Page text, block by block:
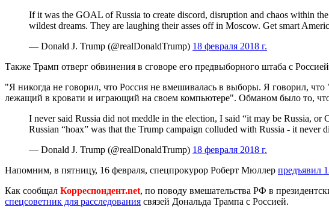
If it was the GOAL of Russia to create discord, disruption and chaos within
wildest dreams. They are laughing their asses off in Moscow. Get smart
— Donald J. Trump (@realDonaldTrump) 18 февраля 2018 г.
Также Трамп отверг обвинения в сговоре его предвыборного штаба с
"Я никогда не говорил, что Россия не вмешивалась в выборы. Я говорил,
лежащий в кровати и играющий на своем компьютере". Обманом было то,
I never said Russia did not meddle in the election, I said “it may be Russia,
Russian “hoax” was that the Trump campaign colluded with Russia - it never
— Donald J. Trump (@realDonaldTrump) 18 февраля 2018 г.
Напомним, в пятницу, 16 февраля, спецпрокурор Роберт Мюллер предъявил
Как сообщал Корреспондент.net, по поводу вмешательства РФ в
спецсоветник для расследования связей Дональда Трампа с Россией.